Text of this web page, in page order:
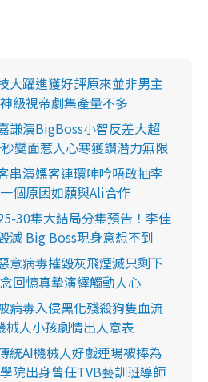
大躍進獲好評‬原來並非男主
級視帝劇集產量不多
謙演BigBoss小智反差大超
變面惹人心寒獲讚潛力無限
串演嫖客連環呻吟唔敢抽李
個原因如願與Ali合作
30集大結局分集預告！李佳
滅 Big Boss現身意想不到
意病毒摧毀灰飛煙滅只剩下
回憶真摯演繹觸動人心
病毒入侵黑化殘殺狗隻血流
械人小孩劇情出人意表
統AI機械人好戲連場被捧為
院出身曾任TVB藝訓班導師